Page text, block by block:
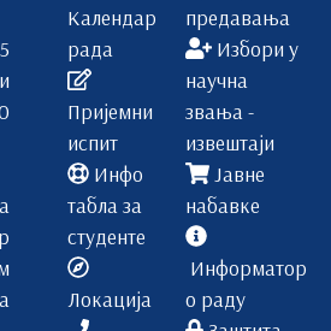
3
рад
ИИ
ОЗ
Х
Г
блока И
1
Календар
рада
Пријемни
испит
Инфо
табла за
студенте
Локација
предавања
Избори у
научна
звања -
извештаји
Јавне
набавке
Информатор
о раду